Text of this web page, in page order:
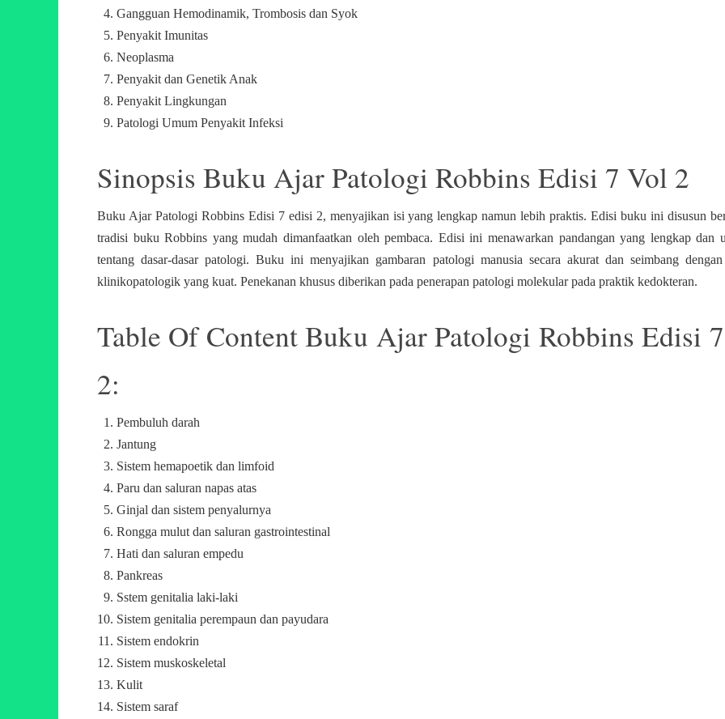
Gangguan Hemodinamik, Trombosis dan Syok
Penyakit Imunitas
Neoplasma
Penyakit dan Genetik Anak
Penyakit Lingkungan
Patologi Umum Penyakit Infeksi
Sinopsis Buku Ajar Patologi Robbins Edisi 7 Vol 2
Buku Ajar Patologi Robbins Edisi 7 edisi 2, menyajikan isi yang lengkap namun lebih praktis. Edisi buku ini disusun
tradisi buku Robbins yang mudah dimanfaatkan oleh pembaca. Edisi ini menawarkan pandangan yang lengkap dan
tentang dasar-dasar patologi. Buku ini menyajikan gambaran patologi manusia secara akurat dan seimbang
klinikopatologik yang kuat. Penekanan khusus diberikan pada penerapan patologi molekular pada praktik kedokteran.
Table Of Content Buku Ajar Patologi Robbins Edisi
2:
Pembuluh darah
Jantung
Sistem hemapoetik dan limfoid
Paru dan saluran napas atas
Ginjal dan sistem penyalurnya
Rongga mulut dan saluran gastrointestinal
Hati dan saluran empedu
Pankreas
Sstem genitalia laki-laki
Sistem genitalia perempaun dan payudara
Sistem endokrin
Sistem muskoskeletal
Kulit
Sistem saraf